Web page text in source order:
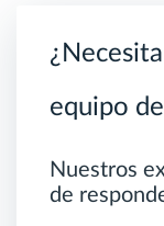
equipo
Nuestros
de